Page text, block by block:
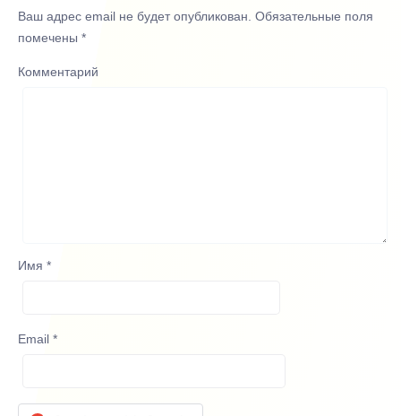
Ваш адрес email не будет опубликован. Обязательные поля
помечены *
Комментарий
Имя *
Email *